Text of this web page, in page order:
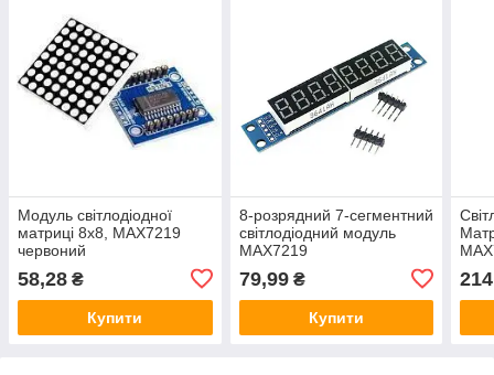
Модуль світлодіодної
матриці 8х8, MAX7219
червоний
58,28 ₴
Купити
8-розрядний 7-сегментний
світлодіодний модуль
MAX7219
79,99₴
Купити